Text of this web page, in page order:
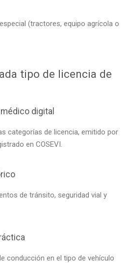
(tractores, equipo agrícola o
tipo de licencia de
digital
categorías de licencia, emitido por
en COSEVI.
de tránsito, seguridad vial y
conducción en el tipo de vehículo